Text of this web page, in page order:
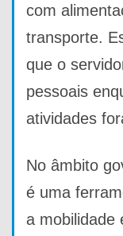
com
transporte.
que o
pessoais
atividades
No âmbito
é uma
a mobilidade